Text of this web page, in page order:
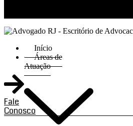
Início
Áreas de
Atuação
Fale
Conosco